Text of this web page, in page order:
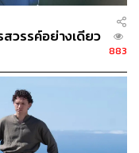
สวรรค์อย่างเดียว
883